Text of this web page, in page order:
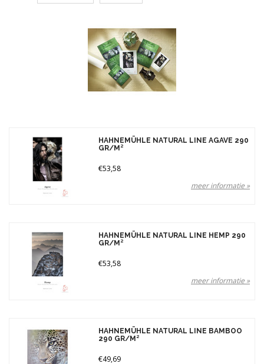
HAHNEMÜHLE NATURAL LINE AGAVE 290
GR/M²
€53,58
meer informatie »
HAHNEMÜHLE NATURAL LINE HEMP 290
GR/M²
€53,58
meer informatie »
HAHNEMÜHLE NATURAL LINE BAMBOO
290 GR/M²
€49,69